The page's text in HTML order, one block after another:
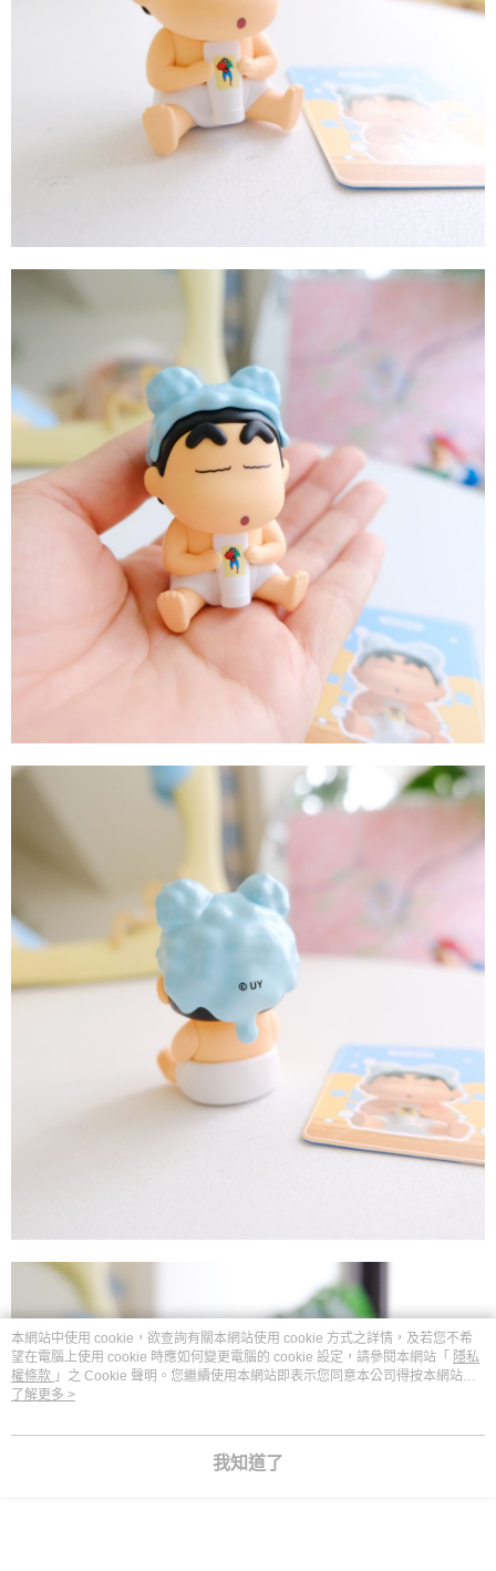
本網站中使用 cookie，欲查詢有關本網站使用 cookie 方式之詳情，及若您不希
望在電腦上使用 cookie 時應如何變更電腦的 cookie 設定，請參閱本網站「 隱私
權條款 」之 Cookie 聲明。您繼續使用本網站即表示您同意本公司得按本網站使
用條款之 Cookie 聲明使用 cookie。
了解更多 >
我知道了